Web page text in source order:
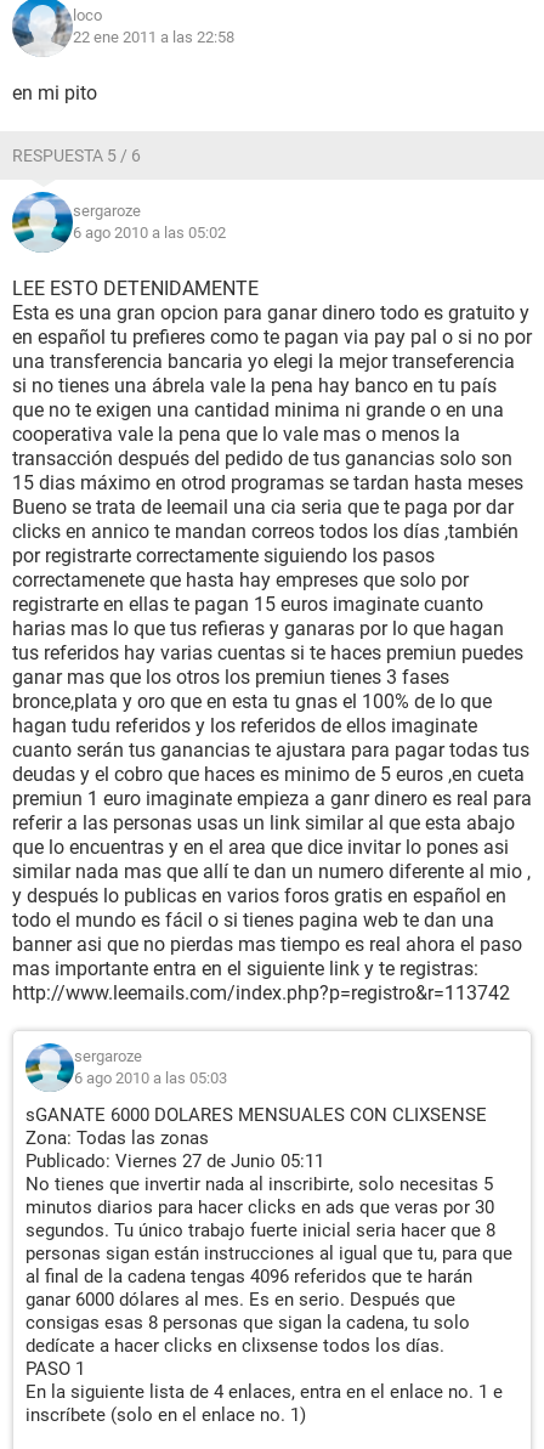
loco
22 ene 2011 a las 22:58
en mi pito
RESPUESTA 5 / 6
sergaroze
6 ago 2010 a las 05:02
LEE ESTO DETENIDAMENTE
Esta es una gran opcion para ganar dinero todo es gratuito y
en español tu prefieres como te pagan via pay pal o si no por
una transferencia bancaria yo elegi la mejor transeferencia
si no tienes una ábrela vale la pena hay banco en tu país
que no te exigen una cantidad minima ni grande o en una
cooperativa vale la pena que lo vale mas o menos la
transacción después del pedido de tus ganancias solo son
15 dias máximo en otrod programas se tardan hasta meses
Bueno se trata de leemail una cia seria que te paga por dar
clicks en annico te mandan correos todos los días ,también
por registrarte correctamente siguiendo los pasos
correctamenete que hasta hay empreses que solo por
registrarte en ellas te pagan 15 euros imaginate cuanto
harias mas lo que tus refieras y ganaras por lo que hagan
tus referidos hay varias cuentas si te haces premiun puedes
ganar mas que los otros los premiun tienes 3 fases
bronce,plata y oro que en esta tu gnas el 100% de lo que
hagan tudu referidos y los referidos de ellos imaginate
cuanto serán tus ganancias te ajustara para pagar todas tus
deudas y el cobro que haces es minimo de 5 euros ,en cueta
premiun 1 euro imaginate empieza a ganr dinero es real para
referir a las personas usas un link similar al que esta abajo
que lo encuentras y en el area que dice invitar lo pones asi
similar nada mas que allí te dan un numero diferente al mio ,
y después lo publicas en varios foros gratis en español en
todo el mundo es fácil o si tienes pagina web te dan una
banner asi que no pierdas mas tiempo es real ahora el paso
mas importante entra en el siguiente link y te registras:
http://www.leemails.com/index.php?p=registro&r=113742
sergaroze
6 ago 2010 a las 05:03
sGANATE 6000 DOLARES MENSUALES CON CLIXSENSE
Zona: Todas las zonas
Publicado: Viernes 27 de Junio 05:11
No tienes que invertir nada al inscribirte, solo necesitas 5
minutos diarios para hacer clicks en ads que veras por 30
segundos. Tu único trabajo fuerte inicial seria hacer que 8
personas sigan están instrucciones al igual que tu, para que
al final de la cadena tengas 4096 referidos que te harán
ganar 6000 dólares al mes. Es en serio. Después que
consigas esas 8 personas que sigan la cadena, tu solo
dedícate a hacer clicks en clixsense todos los días.
PASO 1
En la siguiente lista de 4 enlaces, entra en el enlace no. 1 e
inscríbete (solo en el enlace no. 1)